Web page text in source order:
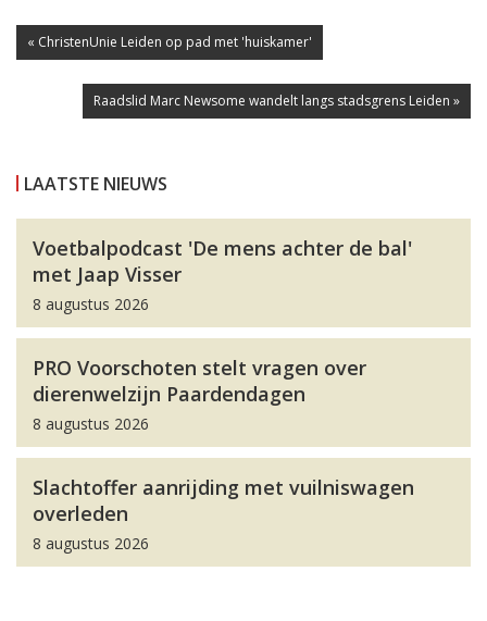
« ChristenUnie Leiden op pad met 'huiskamer'
Raadslid Marc Newsome wandelt langs stadsgrens Leiden »
LAATSTE NIEUWS
Voetbalpodcast 'De mens achter de bal'
met Jaap Visser
8 augustus 2026
PRO Voorschoten stelt vragen over
dierenwelzijn Paardendagen
8 augustus 2026
Slachtoffer aanrijding met vuilniswagen
overleden
8 augustus 2026